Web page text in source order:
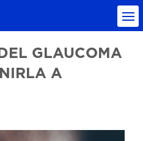
GLAUCOMA
A